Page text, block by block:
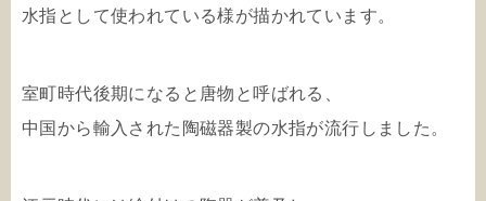
水指として使われている様が描かれています。
室町時代後期になると唐物と呼ばれる、
中国から輸入された陶磁器製の水指が流行しました。